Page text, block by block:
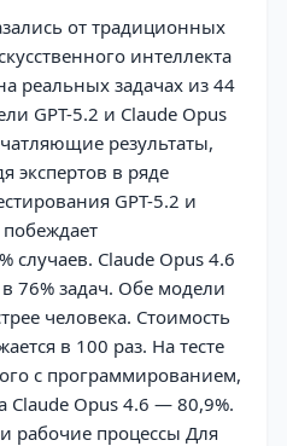
от традиционных
интеллекта
реальных задачах из 44
GPT-5.2 и Claude Opus
результаты,
экспертов в ряде
GPT-5.2 и
побеждает
случаев. Claude Opus 4.6
76% задач. Обе модели
человека. Стоимость
в 100 раз. На тесте
с программированием,
Claude Opus 4.6 — 80,9%.
рабочие процессы Для